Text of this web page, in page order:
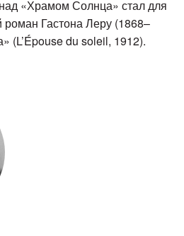
«Храмом Солнца» стал для
Гастона Леру (1868–
(L’Épouse du soleil, 1912).